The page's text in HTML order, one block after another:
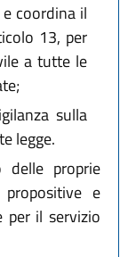
coordina il
13, per
a tutte le
sulla
legge.
delle proprie
e
per il servizio